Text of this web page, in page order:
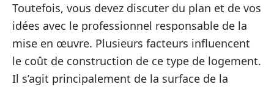
Toutefois, vous devez discuter du plan et de vos
idées avec le professionnel responsable de la
mise en œuvre. Plusieurs facteurs influencent
le coût de construction de ce type de logement.
Il s’agit principalement de la surface de la